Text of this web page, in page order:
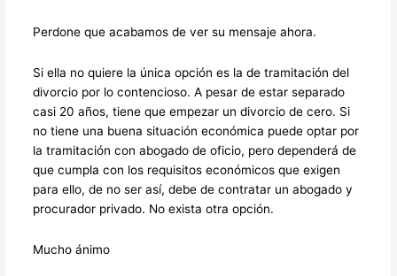
Perdone que acabamos de ver su mensaje ahora.
Si ella no quiere la única opción es la de tramitación del
divorcio por lo contencioso. A pesar de estar separado
casi 20 años, tiene que empezar un divorcio de cero. Si
no tiene una buena situación económica puede optar por
la tramitación con abogado de oficio, pero dependerá de
que cumpla con los requisitos económicos que exigen
para ello, de no ser así, debe de contratar un abogado y
procurador privado. No exista otra opción.
Mucho ánimo